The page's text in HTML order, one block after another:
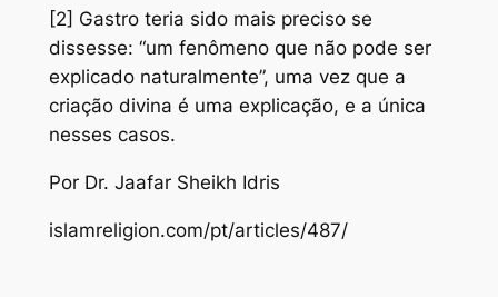
[2] Gastro teria sido mais preciso se
dissesse: “um fenômeno que não pode ser
explicado naturalmente”, uma vez que a
criação divina é uma explicação, e a única
nesses casos.
Por Dr. Jaafar Sheikh Idris
islamreligion.com/pt/articles/487/